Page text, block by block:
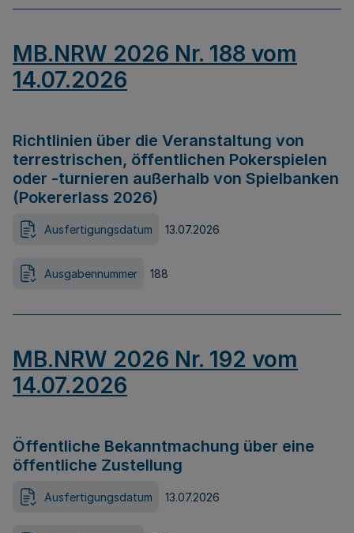
MB.NRW 2026 Nr. 188 vom
14.07.2026
Richtlinien über die Veranstaltung von
terrestrischen, öffentlichen Pokerspielen
oder -turnieren außerhalb von Spielbanken
(Pokererlass 2026)
Ausfertigungsdatum 13.07.2026
Ausgabennummer 188
MB.NRW 2026 Nr. 192 vom
14.07.2026
Öffentliche Bekanntmachung über eine
öffentliche Zustellung
Ausfertigungsdatum 13.07.2026